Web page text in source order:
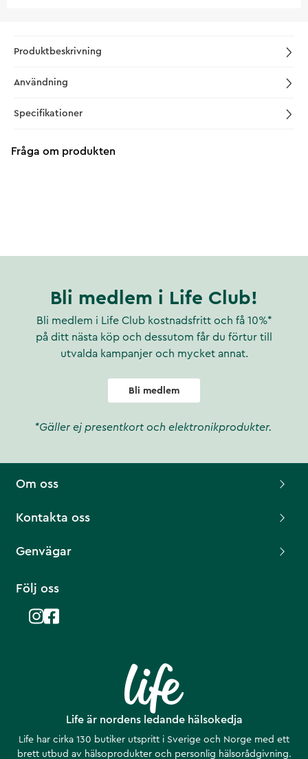
Produktbeskrivning
Användning
Specifikationer
Fråga om produkten
Bli medlem i Life Club!
Bli medlem i Life Club kostnadsfritt och få 10%*
på ditt nästa köp och dessutom får du förtur till
utvalda kampanjer och mycket annat.
Bli medlem
*Gäller ej presentkort och elektronikprodukter.
Life är nordens ledande hälsokedja
Life har cirka 130 butiker utspritt i Sverige och Norge med ett
brett utbud av hälsoprodukter och personlig hälsorådgivning.
Om oss
Kontakta oss
Genvägar
Följ oss